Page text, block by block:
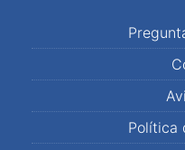
Política